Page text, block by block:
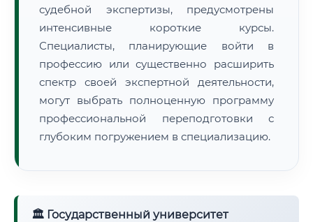
судебной экспертизы, предусмотрены
интенсивные короткие курсы.
Специалисты, планирующие войти в
профессию или существенно расширить
спектр своей экспертной деятельности,
могут выбрать полноценную программу
профессиональной переподготовки с
глубоким погружением в специализацию.
🏛 Государственный университет